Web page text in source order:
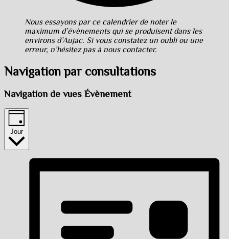
Nous essayons par ce calendrier de noter le
maximum d’évènements qui se produisent dans les
environs d’Aujac. Si vous constatez un oubli ou une
erreur, n’hésitez pas à nous contacter.
Navigation par consultations
Navigation de vues Évènement
Jour